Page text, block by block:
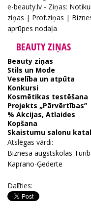
e-beauty.lv - Ziņas:
ziņas | Prof.ziņas |
aprūpes nodaļa
BEAUTY ZIŅAS
Beauty ziņas
Stils un Mode
Veselība un atpūta
Konkursi
Kosmētikas testēšana
Projekts „Pārvērtības”
% Akcijas, Atlaides
Kopšana
Skaistumu salonu
Atslēgas vārdi:
Biznesa augstskolas
Kaprano-Ģederte
Dalīties: